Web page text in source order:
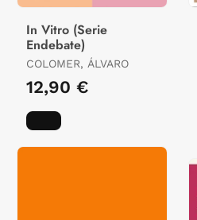
In Vitro (Serie
Endebate)
COLOMER, ÁLVARO
12,90 €